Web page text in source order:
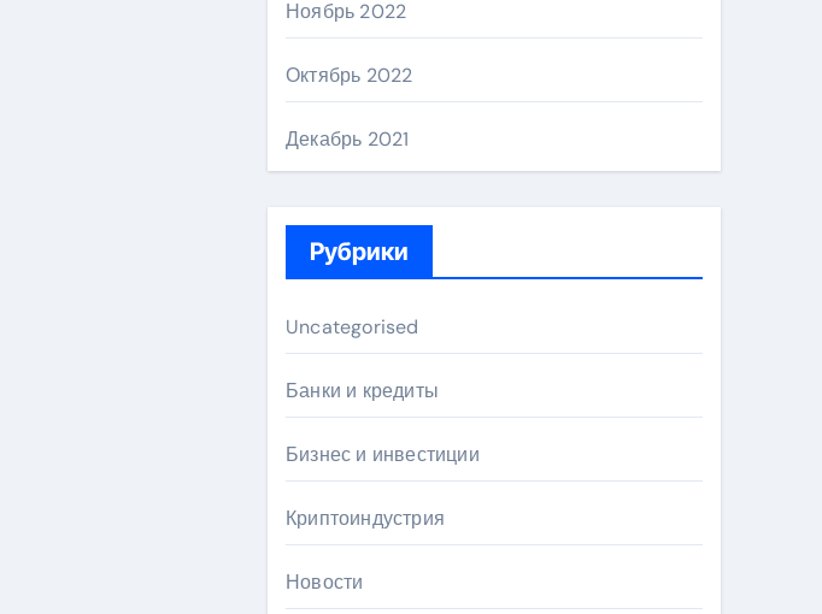
Ноябрь 2022
Октябрь 2022
Декабрь 2021
Рубрики
Uncategorised
Банки и кредиты
Бизнес и инвестиции
Криптоиндустрия
Новости